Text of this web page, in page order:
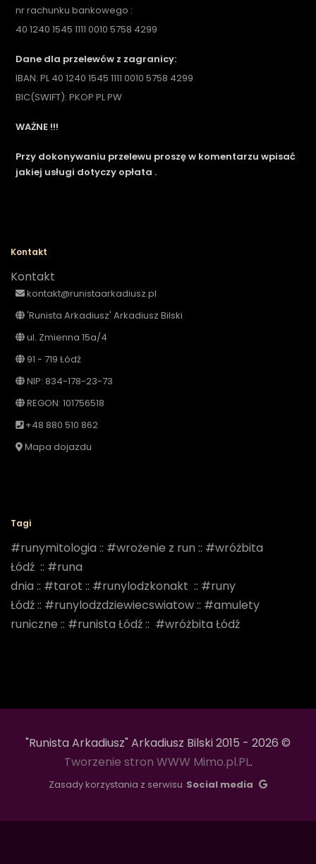
nr rachunku bankowego :
40 1240 1545 1111 0010 5758 4299
Dane dla przelewów z zagranicy:
IBAN: PL 40 1240 1545 1111 0010 5758 4299
BIC(SWIFT): PKOP PL PW
WAŻNE !!!
Przy dokonywaniu przelewu proszę w komentarzu wpisać
jakiej usługi dotyczy opłata .
Kontakt
Kontakt
kontakt@runistaarkadiusz.pl
'Runista Arkadiusz' Arkadiusz Bilski
ul. Zmienna 15a/4
91 - 719 Łódź
NIP: 834-178-23-73
REGON: 101756518
+48 880 510 862
Mapa dojazdu
Tagi
#runymitologia :: #wrożenie z run :: #wróżbita
Łódź :: #runa
dnia :: #tarot :: #runylodzkonakt :: #runy
Łódź:: #runylodzdziewiecswiatow:: #amulety
runiczne :: #runista Łódź:: #wróżbita Łódź
"Runista Arkadiusz" Arkadiusz Bilski 2015 - 2026 ©
Tworzenie stron WWW Mimo.pl.PL.
Zasady korzystania z serwisu Social media